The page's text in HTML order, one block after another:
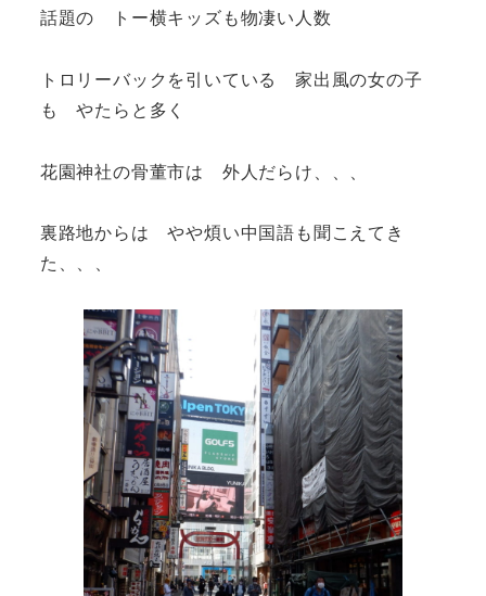
話題の トー横キッズも物凄い人数
トロリーバックを引いている 家出風の女の子
も やたらと多く
花園神社の骨董市は 外人だらけ、、、
裏路地からは やや煩い中国語も聞こえてき
た、、、